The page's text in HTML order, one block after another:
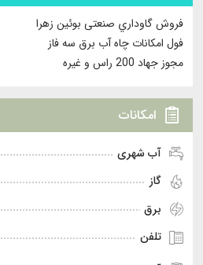
فروش گاوداري صنعتی بوئین زهرا
فول امکانات چاه آب برق سه فاز
مجوز جهاد 200 راس و غیره
امکانات
آب شهری
گاز
برق
تلفن